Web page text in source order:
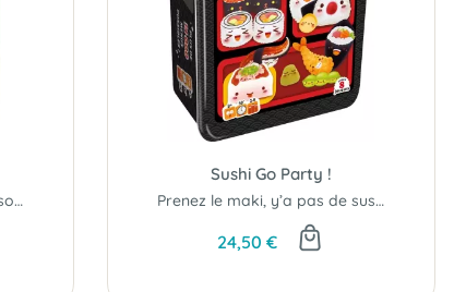
Il y a toujours 10 bonnes raisons de renforcer son efficacité au travail !
Sushi Go Party !
Prenez le maki, y’a pas de sushi !
24,50 €